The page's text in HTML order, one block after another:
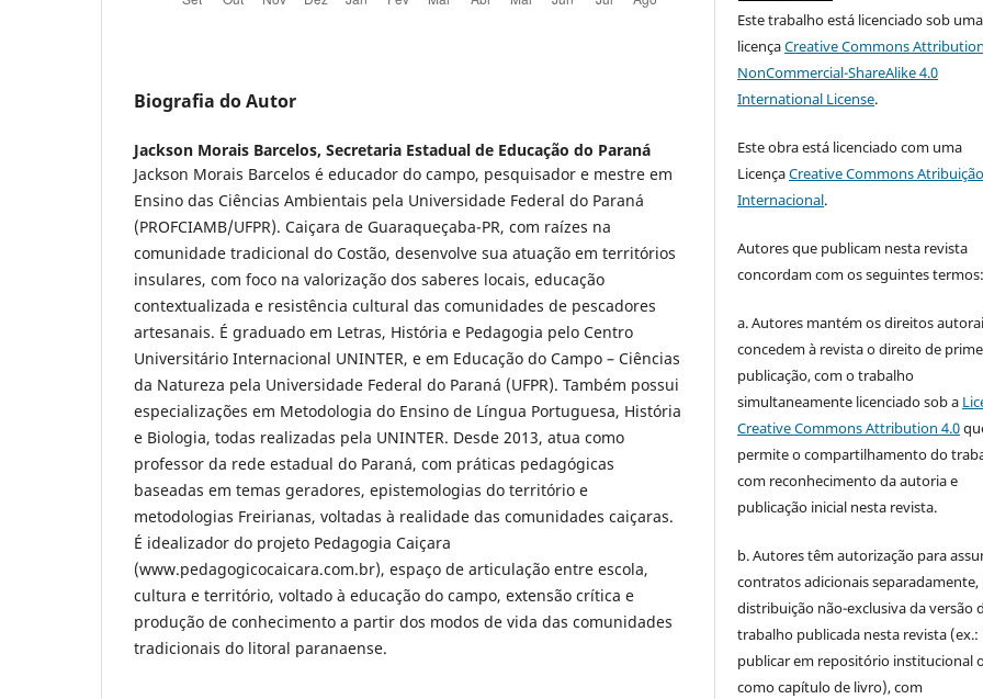
Biografia do Autor
Jackson Morais Barcelos, Secretaria Estadual de Educação do Paraná
Jackson Morais Barcelos é educador do campo, pesquisador e mestre em
Ensino das Ciências Ambientais pela Universidade Federal do Paraná
(PROFCIAMB/UFPR). Caiçara de Guaraqueçaba-PR, com raízes na
comunidade tradicional do Costão, desenvolve sua atuação em territórios
insulares, com foco na valorização dos saberes locais, educação
contextualizada e resistência cultural das comunidades de pescadores
artesanais. É graduado em Letras, História e Pedagogia pelo Centro
Universitário Internacional UNINTER, e em Educação do Campo – Ciências
da Natureza pela Universidade Federal do Paraná (UFPR). Também possui
especializações em Metodologia do Ensino de Língua Portuguesa, História
e Biologia, todas realizadas pela UNINTER. Desde 2013, atua como
professor da rede estadual do Paraná, com práticas pedagógicas
baseadas em temas geradores, epistemologias do território e
metodologias Freirianas, voltadas à realidade das comunidades caiçaras.
É idealizador do projeto Pedagogia Caiçara
(www.pedagogicocaicara.com.br), espaço de articulação entre escola,
cultura e território, voltado à educação do campo, extensão crítica e
produção de conhecimento a partir dos modos de vida das comunidades
tradicionais do litoral paranaense.
Este trabalho está licenciado sob uma
licençaCreative Commons
NonCommercial-ShareAlike 4.0
International License.
Este obra está licenciado com uma
LicençaCreative Commons
Internacional.
Autores que publicam nesta revista
concordam com os seguintes termos:
a. Autores mantém os direitos
concedem à revista o direito de
publicação, com o trabalho
simultaneamente licenciado sob a
Creative Commons Attribution 4.0
permite o compartilhamento do
com reconhecimento da autoria e
publicação inicial nesta revista.
b. Autores têm autorização para
contratos adicionais separadamente,
distribuição não-exclusiva da versão
trabalho publicada nesta revista (ex.:
publicar em repositório institucional
como capítulo de livro), com